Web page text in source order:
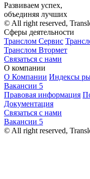
Развиваем успех,
объединяя лучших
© All right reserved,
Сферы деятельности
Транслом Сервис
Транслом Втормет
Связаться с нами
О компании
О Компании Индексы
Вакансии 5
Правовая информация
Документация
Связаться с нами
Вакансии 5
© All right reserved,